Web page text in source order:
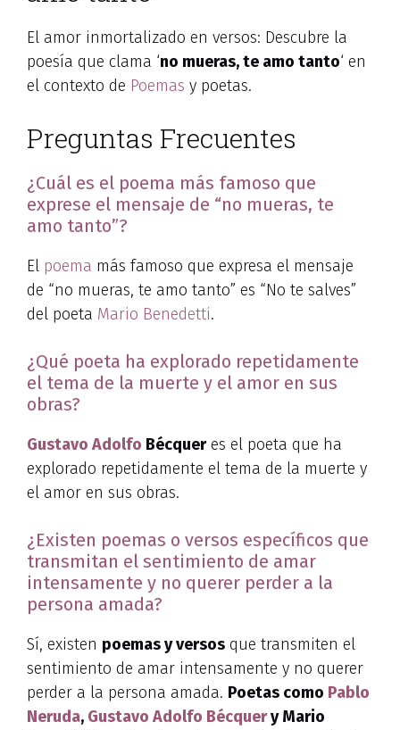
El amor inmortalizado en versos: Descubre la
poesía que clama ‘no mueras, te amo tanto‘ en
el contexto de Poemas y poetas.
Preguntas Frecuentes
¿Cuál es el poema más famoso que
exprese el mensaje de “no mueras, te
amo tanto”?
El poema más famoso que expresa el mensaje
de “no mueras, te amo tanto” es “No te salves”
del poeta Mario Benedetti.
¿Qué poeta ha explorado repetidamente
el tema de la muerte y el amor en sus
obras?
Gustavo Adolfo Bécqueres el poeta que ha
explorado repetidamente el tema de la muerte y
el amor en sus obras.
¿Existen poemas o versos específicos que
transmitan el sentimiento de amar
intensamente y no querer perder a la
persona amada?
Sí, existen poemas y versos que transmiten el
sentimiento de amar intensamente y no querer
perder a la persona amada. Poetas como Pablo
Neruda, Gustavo Adolfo Bécquery Mario